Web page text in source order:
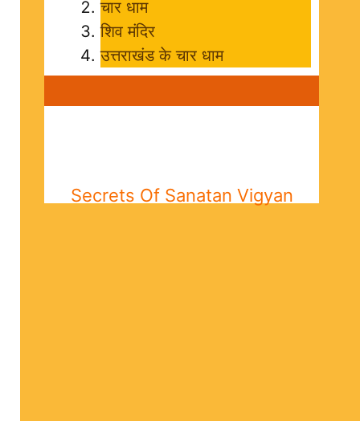
चार धाम
शिव मंदिर
उत्तराखंड के चार धाम
Secrets Of Sanatan Vigyan